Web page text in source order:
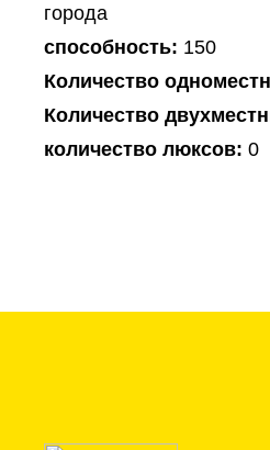
города
способность: 150
Количество
Количество
количество люксов: 0